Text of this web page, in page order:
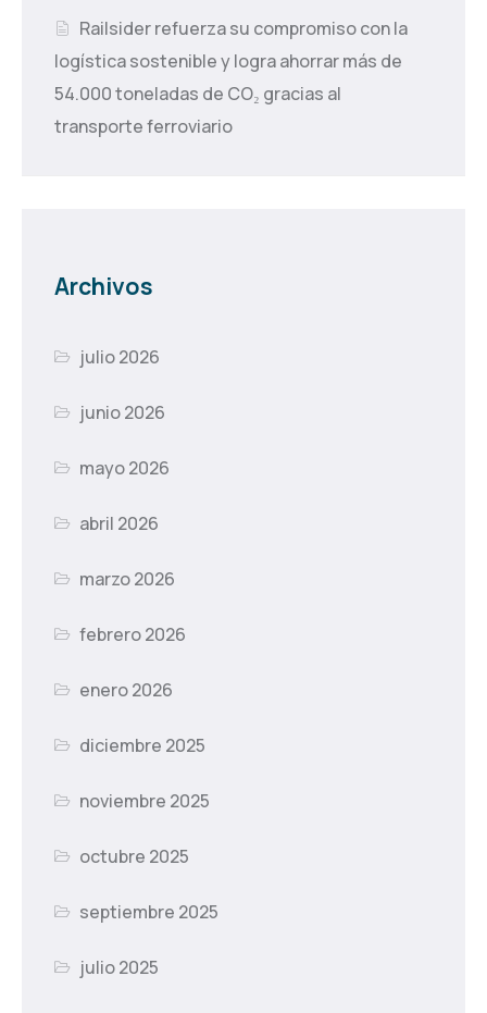
Railsider refuerza su compromiso con la
logística sostenible y logra ahorrar más de
54.000 toneladas de CO₂ gracias al
transporte ferroviario
Archivos
julio 2026
junio 2026
mayo 2026
abril 2026
marzo 2026
febrero 2026
enero 2026
diciembre 2025
noviembre 2025
octubre 2025
septiembre 2025
julio 2025